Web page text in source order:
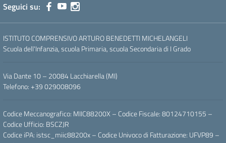
Seguici su:
ISTITUTO COMPRENSIVO ARTURO BENEDETTI MICHELANGELI
Scuola dell'Infanzia, scuola Primaria, scuola Secondaria di I Grado
Via Dante 10 – 20084 Lacchiarella (MI)
Telefono: +39 029008096
Codice Meccanografico: MIIC88200X – Codice Fiscale: 80124710155 –
Codice Ufficio: BSCZJR
Codice iPA: istsc_miic88200x – Codice Univoco di Fatturazione: UFVP89 –